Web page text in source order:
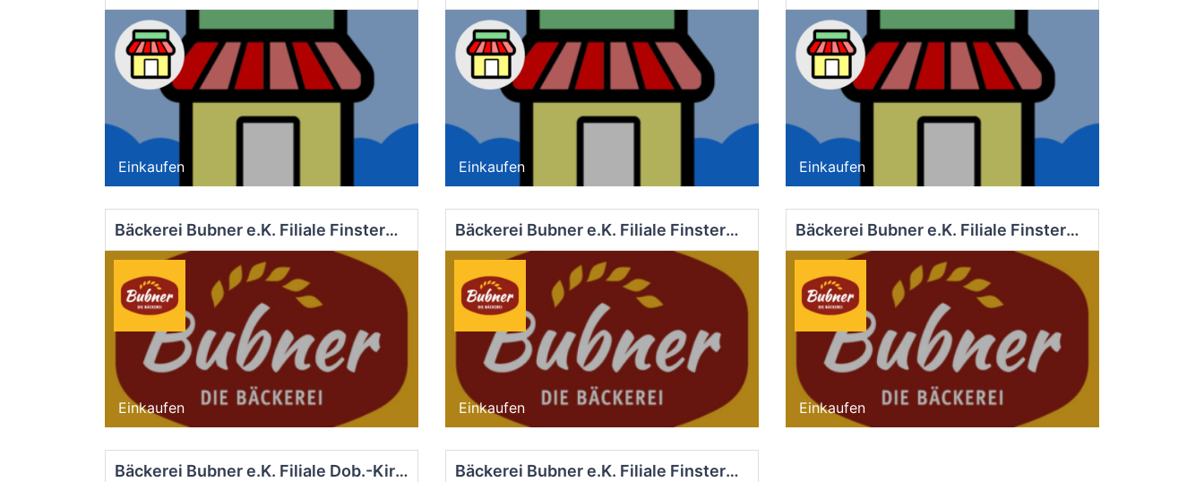
Einkaufen Einkaufen Einkaufen
Bäckerei Bubner e.K. Filiale Finsterwalde EDEKA
Einkaufen
Bäckerei Bubner e.K. Filiale Finsterwalde Markt
Einkaufen
Bäckerei Bubner e.K. Filiale Finsterwalde Süd
Einkaufen
Bäckerei Bubner e.K. Filiale Dob.-Kirchhain Markt Bäckerei Bubner e.K. Filiale Finsterwalde Nord